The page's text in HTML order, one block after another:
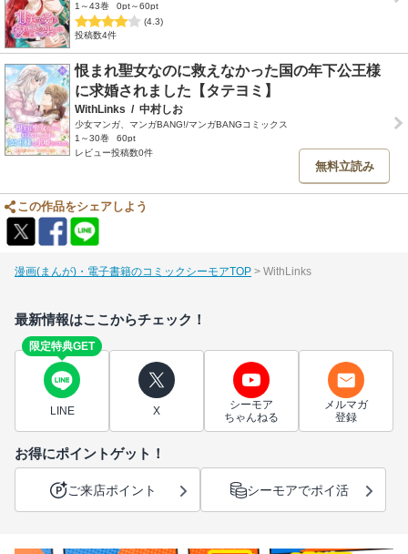
1～43巻
0pt～60pt
(4.3)
投稿数4件
恨まれ聖女なのに救えなかった国の年下公王様
に求婚されました【タテヨミ】
WithLinks / 中村しお
少女マンガ、マンガBANG!/マンガBANGコミックス
1～30巻
60pt
レビュー投稿数0件
無料立読み
この作品をシェアしよう
漫画(まんが)・電子書籍のコミックシーモアTOP WithLinks
最新情報はここからチェック！
限定特典GET
LINE X
シーモア
ちゃんねる
メルマガ
登録
お得にポイントゲット！
ご来店ポイント シーモアでポイ活